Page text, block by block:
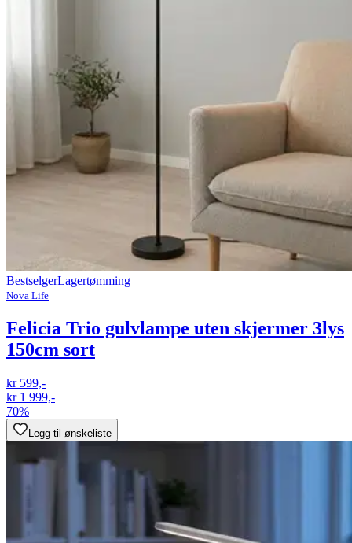
BestselgerLagertømming
Nova Life
Felicia Trio gulvlampe uten skjermer 3lys
150cm sort
kr 599,-
kr 1 999,-
70%
Legg til ønskeliste